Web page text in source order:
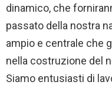
dinamico, che
passato della nostra
ampio e centrale che
nella costruzione del
Siamo entusiasti di